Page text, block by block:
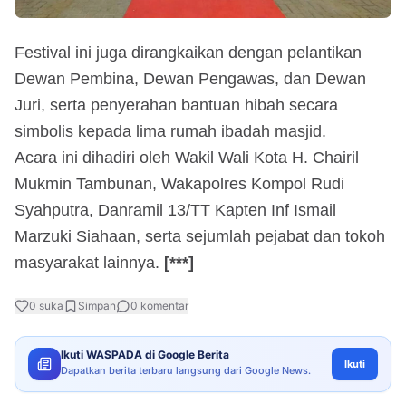
Festival ini juga dirangkaikan dengan pelantikan
Dewan Pembina, Dewan Pengawas, dan Dewan
Juri, serta penyerahan bantuan hibah secara
simbolis kepada lima rumah ibadah masjid.
Acara ini dihadiri oleh Wakil Wali Kota H. Chairil
Mukmin Tambunan, Wakapolres Kompol Rudi
Syahputra, Danramil 13/TT Kapten Inf Ismail
Marzuki Siahaan, serta sejumlah pejabat dan tokoh
masyarakat lainnya. [***]
0 suka Simpan 0 komentar
Ikuti WASPADA di Google Berita
Dapatkan berita terbaru langsung dari Google News. Ikuti